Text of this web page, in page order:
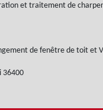
et traitement de
de fenêtre de toit et
36400